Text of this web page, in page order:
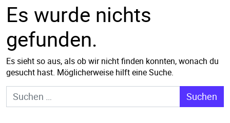
Es wurde nichts
gefunden.
Es sieht so aus, als ob wir nicht finden konnten, wonach du
gesucht hast. Möglicherweise hilft eine Suche.
Suche nach: